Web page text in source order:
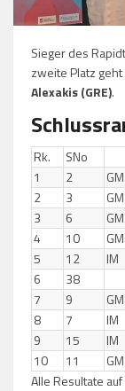
Sieger des
zweite Platz geht
Alexakis (GRE).
Rk. SNo
1
2 GM
2
3 GM
3
6 GM
4
10 GM
5
12 IM
6
38
7
9 GM
8
7 IM
9
15 IM
10
11 GM
Alle Resultate